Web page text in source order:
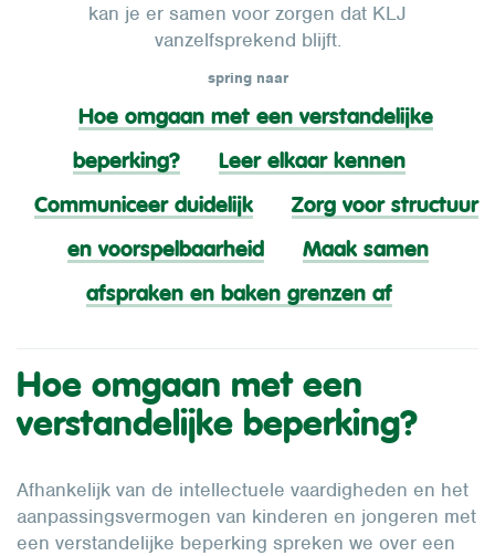
kan je er samen voor zorgen dat KLJ
vanzelfsprekend blijft.
spring naar
Hoe omgaan met een verstandelijke
beperking?
Leer elkaar kennen
Communiceer duidelijk
Zorg voor structuur
en voorspelbaarheid
Maak samen
afspraken en baken grenzen af
Hoe omgaan met een
verstandelijke beperking?
Afhankelijk van de intellectuele vaardigheden en het
aanpassingsvermogen van kinderen en jongeren met
een verstandelijke beperking spreken we over een